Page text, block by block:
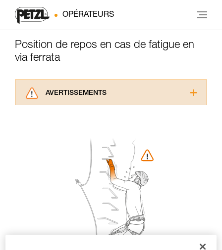
OPÉRATEURS
Position de repos en cas de fatigue en
via ferrata
AVERTISSEMENTS
informations de la notice technique pour
pouvoir comprendre ce complément
Maîtriser ces techniques nécessite une
formation et un entraînement spécifique. Validez
avec un professionnel votre capacité à refaire
la manipulation, seul, en toute sécurité, avant
de la reproduire en autonomie.
Nous donnons des exemples de techniques
liées à votre activité. Il peut en exister d’autres